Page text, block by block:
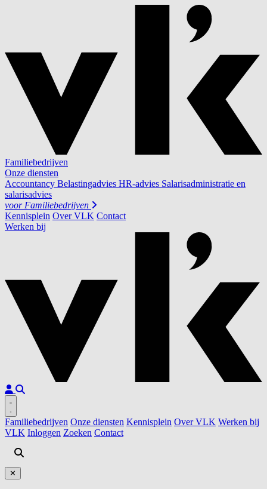
Familiebedrijven
Onze diensten
Accountancy Belastingadvies HR-advies Salarisadministratie en
salarisadvies
voor Familiebedrijven
Kennisplein Over VLK Contact
Werken bij
Familiebedrijven Onze diensten Kennisplein Over VLK Werken bij
VLK Inloggen Zoeken Contact
✕